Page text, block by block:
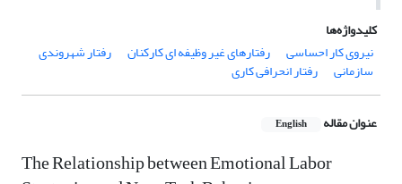
کلیدواژه‌ها
نیروی کار احساسی
رفتارهای غیر وظیفه ای کارکنان رفتار شهروندی
سازمانی رفتار انحرافی کاری
عنوان مقاله English
The Relationship between Emotional Labor